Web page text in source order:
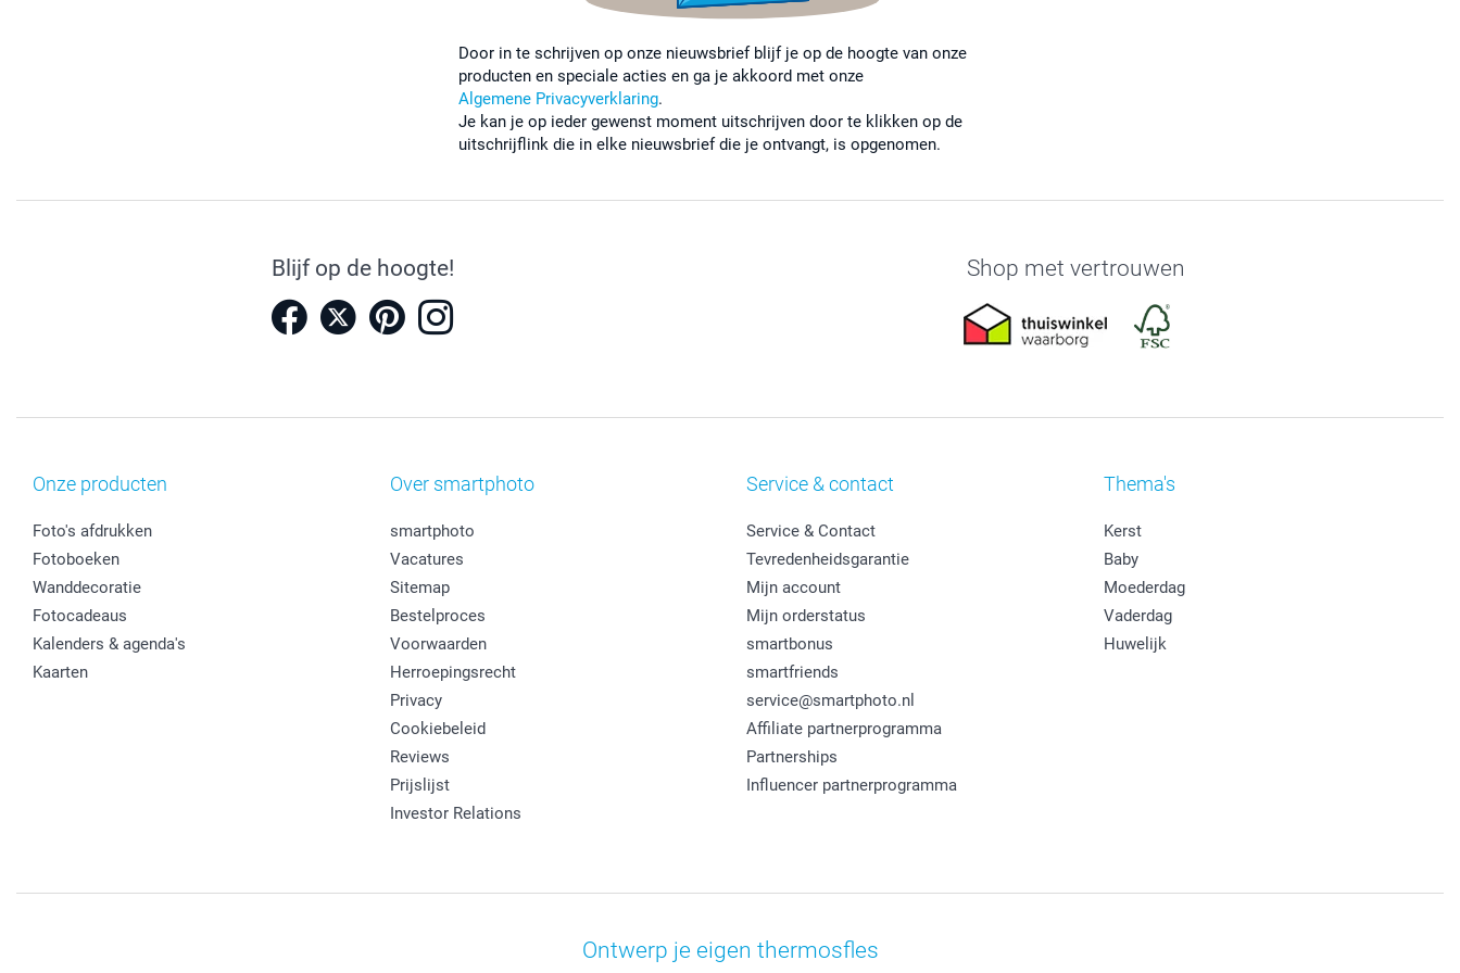
Door in te schrijven op onze nieuwsbrief blijf je op de hoogte van onze
producten en speciale acties en ga je akkoord met onze
Algemene Privacyverklaring.
Je kan je op ieder gewenst moment uitschrijven door te klikken op de
uitschrijflink die in elke nieuwsbrief die je ontvangt, is opgenomen.
Blijf op de hoogte! Shop met vertrouwen
Onze producten
Foto's afdrukken
Fotoboeken
Wanddecoratie
Fotocadeaus
Kalenders & agenda's
Kaarten
Over smartphoto
smartphoto
Vacatures
Sitemap
Bestelproces
Voorwaarden
Herroepingsrecht
Privacy
Cookiebeleid
Reviews
Prijslijst
Investor Relations
Service & contact
Service & Contact
Tevredenheidsgarantie
Mijn account
Mijn orderstatus
smartbonus
smartfriends
service@smartphoto.nl
Affiliate partnerprogramma
Partnerships
Influencer partnerprogramma
Thema's
Kerst
Baby
Moederdag
Vaderdag
Huwelijk
Ontwerp je eigen thermosfles